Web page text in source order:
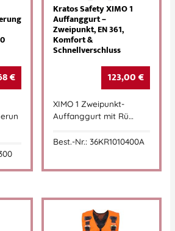
€
Kratos Safety XIMO 1
Auffanggurt –
Zweipunkt, EN 361,
Komfort &
Schnellverschluss
123,00€
XIMO 1 Zweipunkt-
Auffanggurt mit Rü…
Best.-Nr.: 36KR1010400A